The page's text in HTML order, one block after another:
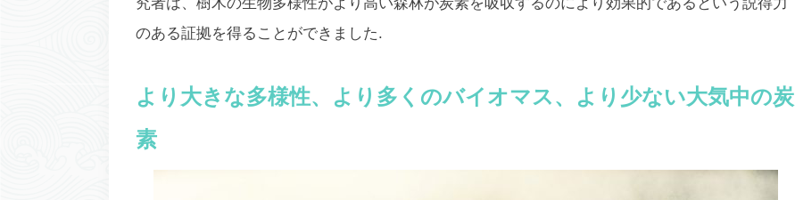
究者は、樹木の生物多様性がより高い森林が炭素を吸収するのにより効果的であるという説得力
のある証拠を得ることができました.
より大きな多様性、より多くのバイオマス、より少ない大気中の炭
素